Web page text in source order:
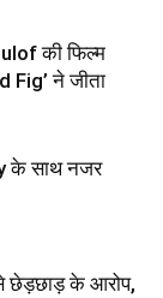
की फिल्म
ने जीता
के साथ नजर
छेड़छाड़ के आरोप,